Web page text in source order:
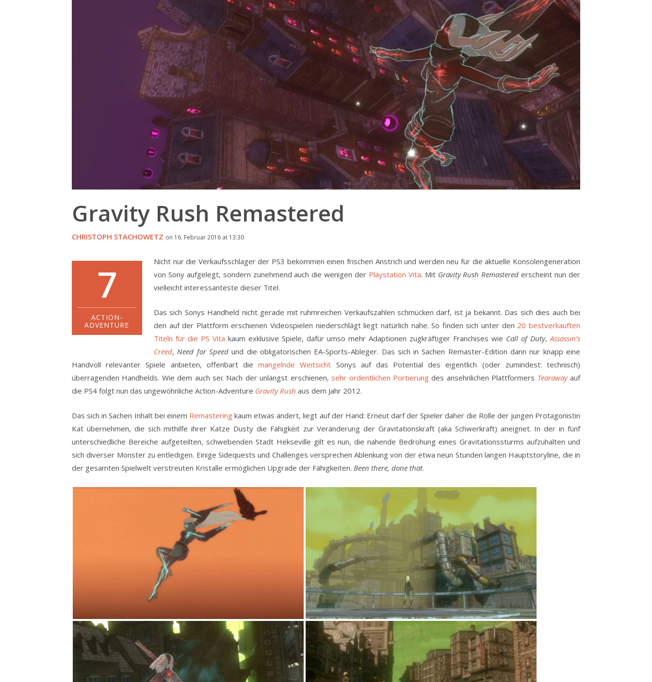
Gravity Rush Remastered
CHRISTOPH STACHOWETZ on 16. Februar 2016 at 13:30
7
ACTION-
ADVENTURE
Nicht nur die Verkaufsschlager der PS3 bekommen einen frischen Anstrich und werden neu für die aktuelle Konsolengeneration
von Sony aufgelegt, sondern zunehmend auch die wenigen der Playstation Vita. Mit Gravity Rush Remastered erscheint nun der
vielleicht interessanteste dieser Titel.
Das sich Sonys Handheld nicht gerade mit ruhmreichen Verkaufszahlen schmücken darf, ist ja bekannt. Das sich dies auch bei
den auf der Plattform erschienen Videospielen niederschlägt liegt natürlich nahe. So finden sich unter den 20 bestverkauften
Titeln für die PS Vita kaum exklusive Spiele, dafür umso mehr Adaptionen zugkräftiger Franchises wie Call of Duty,Assassin’s
Creed, Need for Speedund die obligatorischen EA-Sports-Ableger. Das sich in Sachen Remaster-Edition dann nur knapp eine
Handvoll relevanter Spiele anbieten, offenbart diemangelnde Weitsicht Sonys auf das Potential des eigentlich (oder zumindest: technisch)
überragenden Handhelds. Wie dem auch sei: Nach der unlängst erschienen,sehr ordentlichen Portierungdes ansehnlichen Plattformers Tearawayauf
die PS4 folgt nun das ungewöhnliche Action-Adventure Gravity Rush aus dem Jahr 2012.
Das sich in Sachen Inhalt bei einem Remasteringkaum etwas ändert, liegt auf der Hand: Erneut darf der Spieler daher die Rolle der jungen Protagonistin
Kat übernehmen, die sich mithilfe ihrer Katze Dusty die Fähigkeit zur Veränderung der Gravitationskraft (aka Schwerkraft) aneignet. In der in fünf
unterschiedliche Bereiche aufgeteilten, schwebenden Stadt Hekseville gilt es nun, die nahende Bedrohung eines Gravitationssturms aufzuhalten und
sich diverser Monster zu entledigen. Einige Sidequests und Challenges versprechen Ablenkung von der etwa neun Stunden langen Hauptstoryline, die in
der gesamten Spielwelt verstreuten Kristalle ermöglichen Upgrade der Fähigkeiten. Been there, done that.